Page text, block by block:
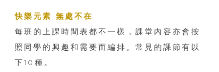
快樂元素 無處不在
每班的上課時間表都不一樣，課堂內容亦會按
照同學的興趣和需要而編排。常見的課節有以
下10種。